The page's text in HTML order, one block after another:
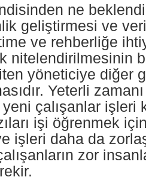
ne
geliştirmesi ve
ve rehberliğe
nitelendirilmesinin
yöneticiye diğer
Yeterli
çalışanlar işleri
işi öğrenmek
işleri daha da
zor